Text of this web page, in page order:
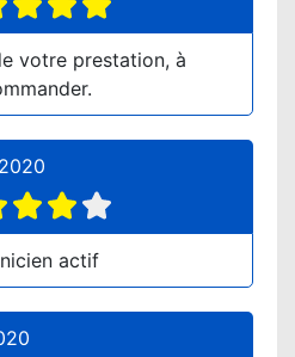
votre prestation, à
actif